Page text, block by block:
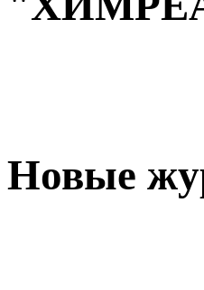
Новые